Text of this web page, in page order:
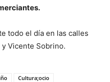
todo el día en las calles
Vicente Sobrino.
Cultura;ocio